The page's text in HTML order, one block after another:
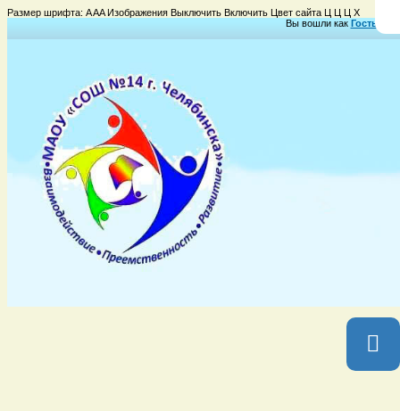
Размер шрифта: AAAИзображения Выключить Включить Цвет сайта Ц Ц Ц Х
Вы вошли как Гость